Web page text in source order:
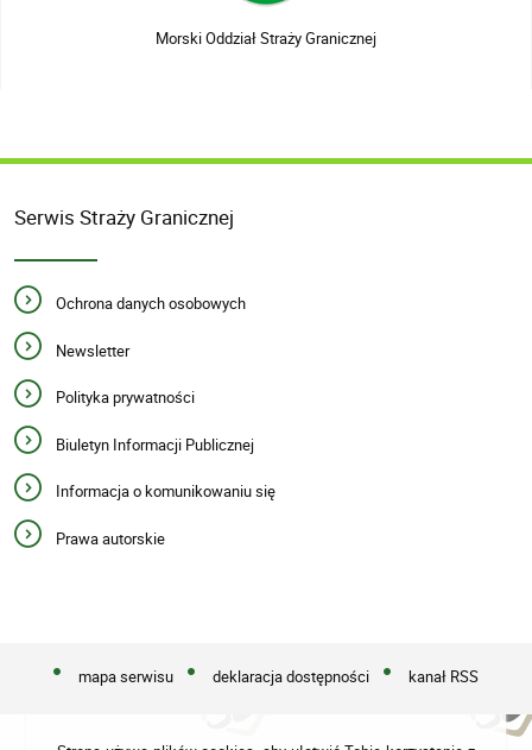
Morski Oddział Straży Granicznej
Serwis Straży Granicznej
Ochrona danych osobowych
Newsletter
Polityka prywatności
Biuletyn Informacji Publicznej
Informacja o komunikowaniu się
Prawa autorskie
mapa serwisu deklaracja dostępności kanał RSS